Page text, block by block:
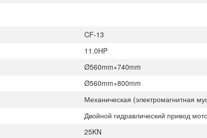
CF-13
11.0HP
Ø560mm×740mm
Ø560mm×800mm
Механическая (электромагнитная
Двойной гидравлический привод
25KN